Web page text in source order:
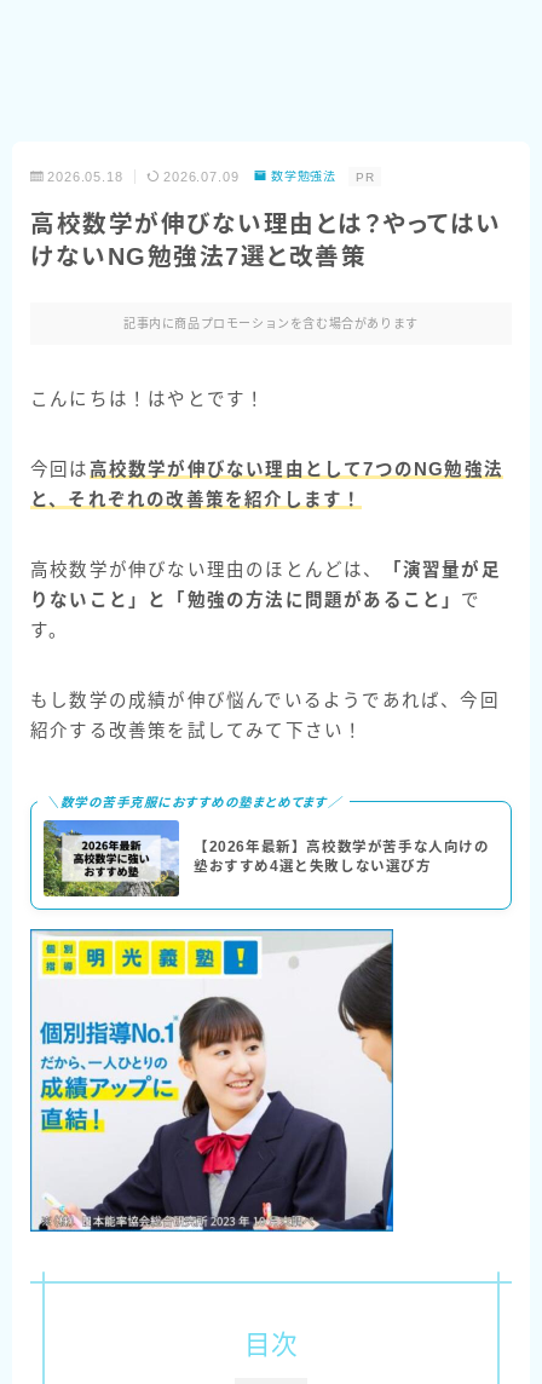
2026.05.18 2026.07.09 数学勉強法 PR
高校数学が伸びない理由とは？やってはい
けないNG勉強法7選と改善策
記事内に商品プロモーションを含む場合があります
こんにちは！はやとです！
今回は 高校数学が伸びない理由として7つのNG勉強法
と、それぞれの改善策を紹介します！
高校数学が伸びない理由のほとんどは、
「演習量が足
りないこと」と「勉強の方法に問題があること」 で
す。
もし数学の成績が伸び悩んでいるようであれば、今回
紹介する改善策を試してみて下さい！
＼数学の苦手克服におすすめの塾まとめてます／
【2026年最新】高校数学が苦手な人向けの
塾おすすめ4選と失敗しない選び方
目次